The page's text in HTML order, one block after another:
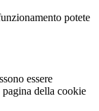
potete
essere
della cookie